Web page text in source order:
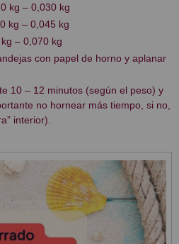
kg – 0,030 kg
kg – 0,045 kg
– 0,070 kg
con papel de horno y aplanar
10 – 12 minutos (según el peso) y
no hornear más tiempo, si no,
interior).